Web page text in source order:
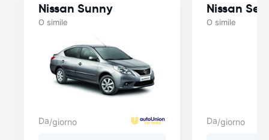
Nissan Sunny
O simile
Da/giorno
Nissan
O simile
Da/giorno